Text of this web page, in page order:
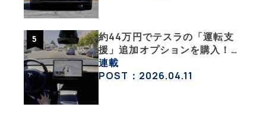
約44万円でテスラの「運転支
援」追加オプションを購入！
果たして価格以上の効果はあっ
たのか？【テスラ沼にはまった
連載
POST：2026.04.11